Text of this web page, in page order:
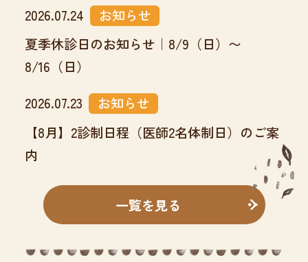
2026.07.24
お知らせ
夏季休診日のお知らせ｜8/9（日）〜
8/16（日）
2026.07.23
お知らせ
【8月】2診制日程（医師2名体制日）のご案
内
一覧を見る